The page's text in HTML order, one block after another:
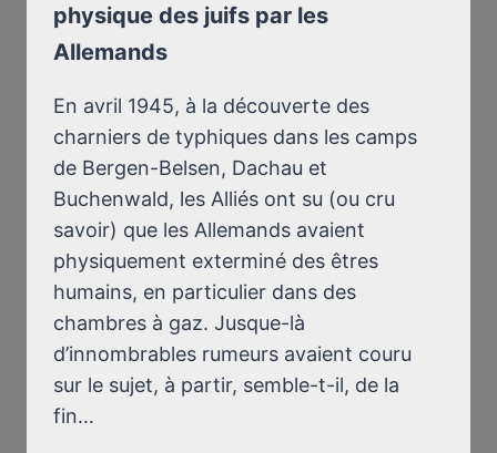
physique des juifs par les
Allemands
En avril 1945, à la découverte des
charniers de typhiques dans les camps
de Bergen-Belsen, Dachau et
Buchenwald, les Alliés ont su (ou cru
savoir) que les Allemands avaient
physiquement exterminé des êtres
humains, en particulier dans des
chambres à gaz. Jusque-là
d’innombrables rumeurs avaient couru
sur le sujet, à partir, semble-t-il, de la
fin…